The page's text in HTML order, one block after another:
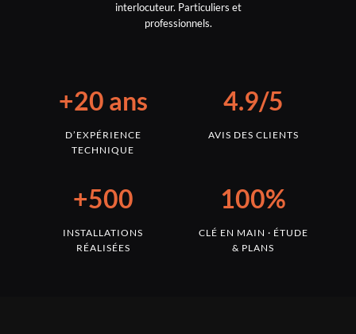
interlocuteur. Particuliers et
professionnels.
+20 ans
D’EXPÉRIENCE
TECHNIQUE
4.9/5
AVIS DES CLIENTS
+500
INSTALLATIONS
RÉALISÉES
100%
CLÉ EN MAIN · ÉTUDE
& PLANS